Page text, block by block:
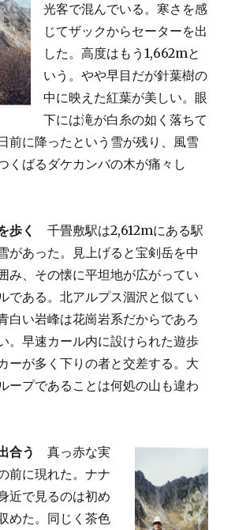
光客で混んでいる。寒さを感
じてザックからセーターを出
した。高度はもう1,662mと
いう。やや早目だが針葉樹の
中に映えた紅葉が美しい。眼
下には滝が白糸の如く落ちて
前に降ったという雪が残り、風雪
くばるダケカンバの木が痛々し
歩く
千畳敷駅は2,612mにある駅
があった。見上げると宝剣岳を中
み、その懐に平坦地が広がってい
である。北アルプス涸沢と似てい
白い岩峰は花崗岩系だからであろ
。早速カール内に設けられた遊歩
ーが多く下りの者と交差する。大
ープであることは何処の山も違わ
合う
真っ赤な実
前に現れた。ナナ
近で見るのは初め
めた。同じく茶色